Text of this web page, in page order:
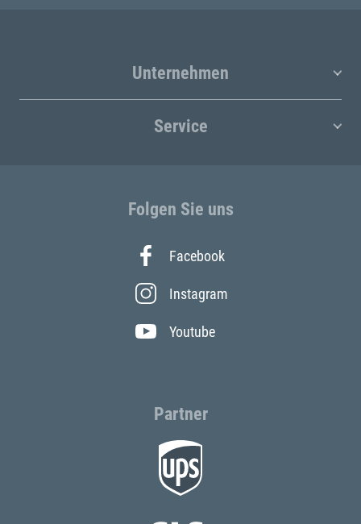
Unternehmen
Service
Folgen Sie uns
Facebook
Instagram
Youtube
Partner